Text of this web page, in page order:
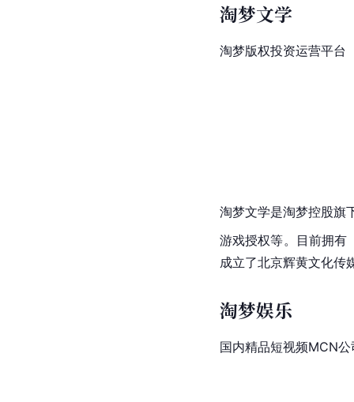
淘梦文学
淘梦版权投资运营平台
淘梦文学是淘梦控股旗
游戏授权等。目前拥有
成立了北京辉黄文化传
淘梦娱乐
国内精品短视频MCN公